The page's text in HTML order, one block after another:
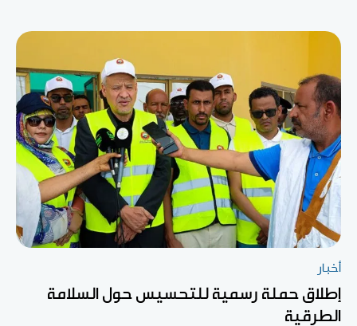
أخبار
إطلاق حملة رسمية للتحسيس حول السلامة
الطرقية